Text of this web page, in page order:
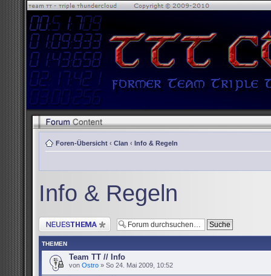
Foren-Übersicht ‹ Clan ‹ Info & Regeln
Info & Regeln
Neues Thema erstellen
THEMEN
Team TT // Info
von Ostro » So 24. Mai 2009, 10:52